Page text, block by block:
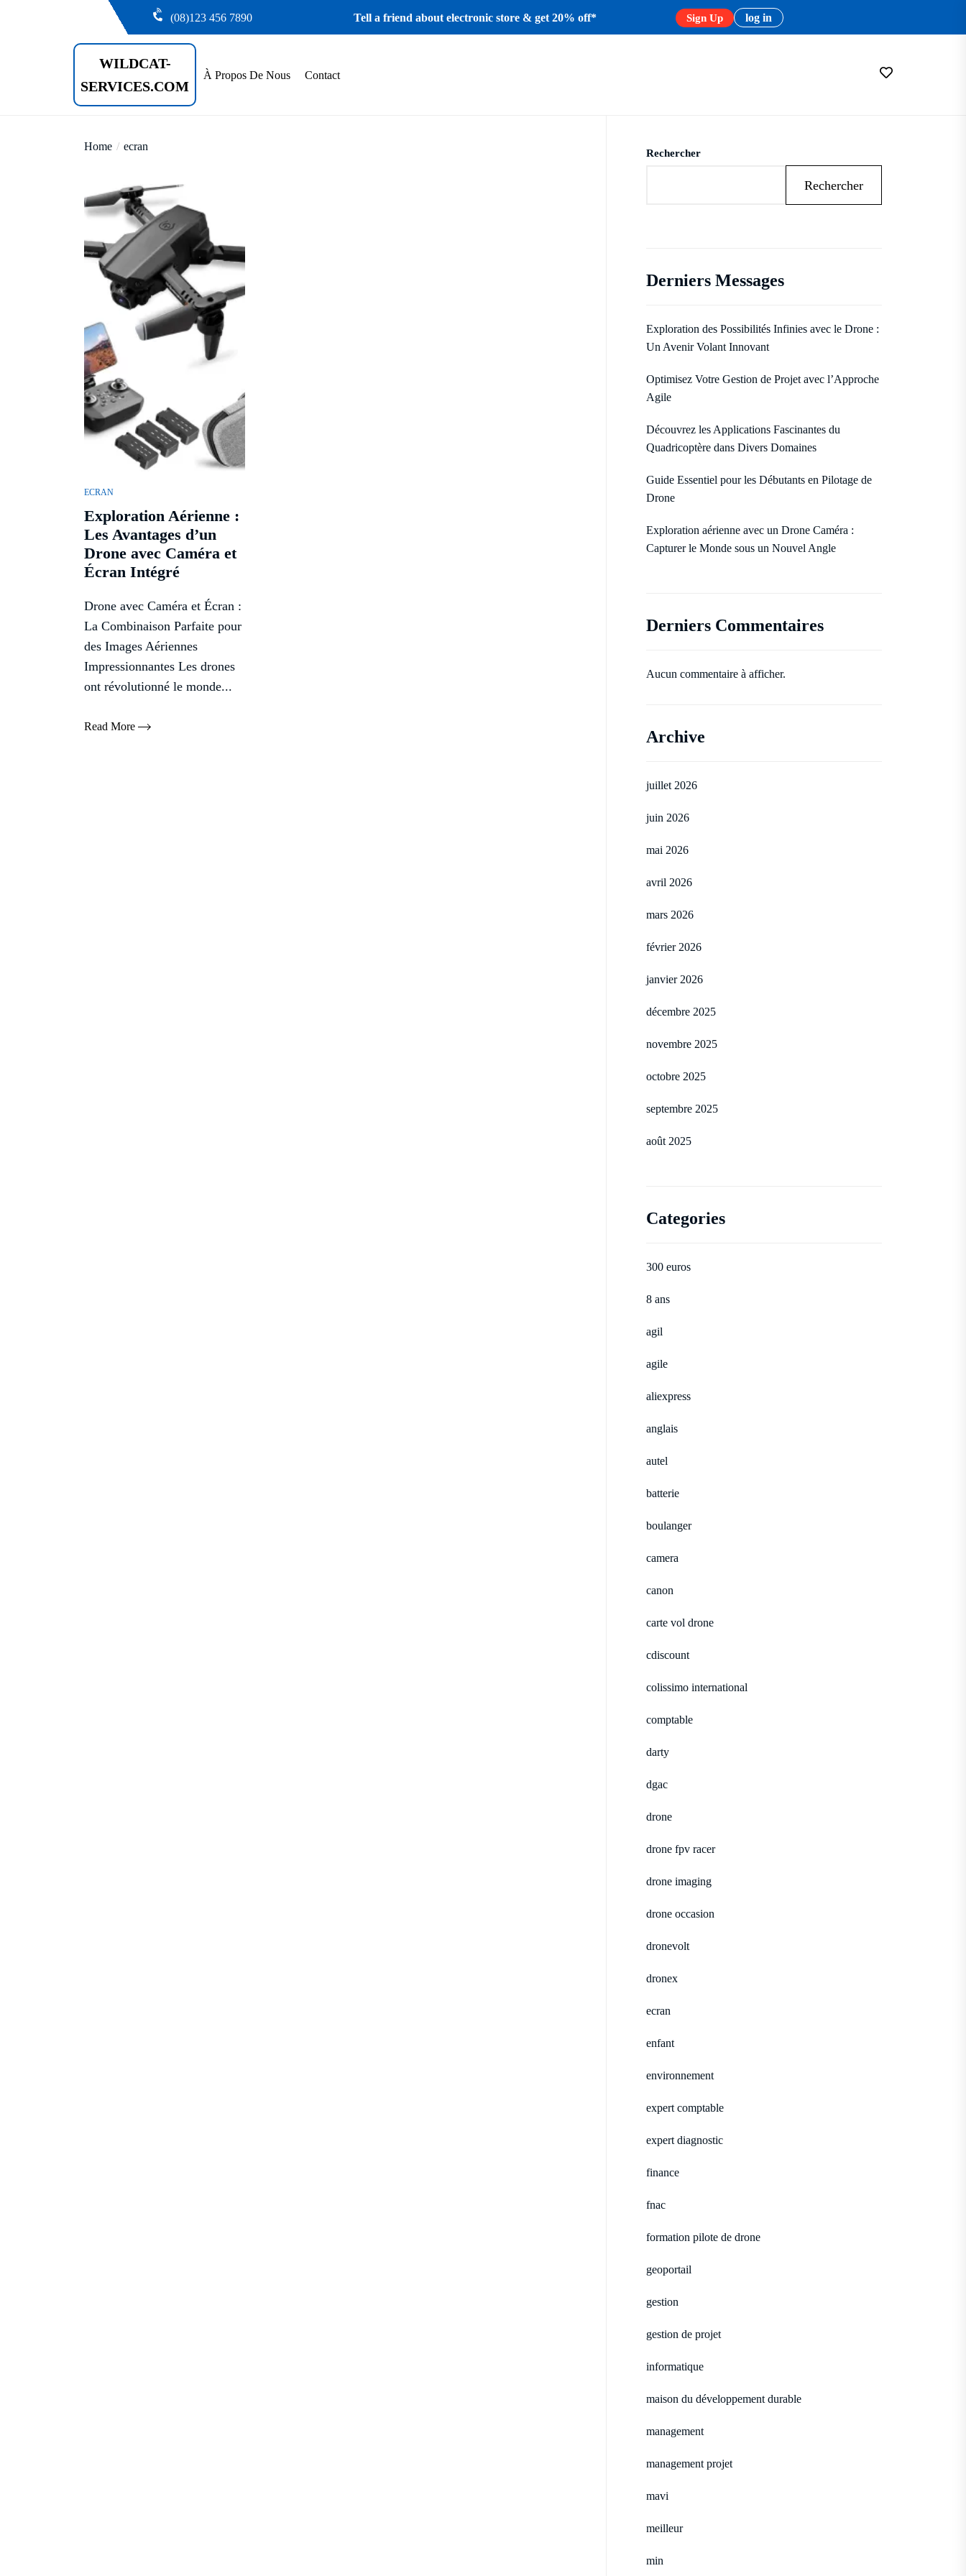
(08)123 456 7890 Tell a friend about electronic store & get 20% off* Sign Up log in
WILDCAT-
SERVICES.COM
À Propos De Nous Contact
Home ecran
ECRAN
Exploration Aérienne :
Les Avantages d’un
Drone avec Caméra et
Écran Intégré
Drone avec Caméra et Écran :
La Combinaison Parfaite pour
des Images Aériennes
Impressionnantes Les drones
ont révolutionné le monde...
Read More
Rechercher
Rechercher
Derniers Messages
Exploration des Possibilités Infinies avec le Drone :
Un Avenir Volant Innovant
Optimisez Votre Gestion de Projet avec l’Approche
Agile
Découvrez les Applications Fascinantes du
Quadricoptère dans Divers Domaines
Guide Essentiel pour les Débutants en Pilotage de
Drone
Exploration aérienne avec un Drone Caméra :
Capturer le Monde sous un Nouvel Angle
Derniers Commentaires
Aucun commentaire à afficher.
Archive
juillet 2026
juin 2026
mai 2026
avril 2026
mars 2026
février 2026
janvier 2026
décembre 2025
novembre 2025
octobre 2025
septembre 2025
août 2025
Categories
300 euros
8 ans
agil
agile
aliexpress
anglais
autel
batterie
boulanger
camera
canon
carte vol drone
cdiscount
colissimo international
comptable
darty
dgac
drone
drone fpv racer
drone imaging
drone occasion
dronevolt
dronex
ecran
enfant
environnement
expert comptable
expert diagnostic
finance
fnac
formation pilote de drone
geoportail
gestion
gestion de projet
informatique
maison du développement durable
management
management projet
mavi
meilleur
min